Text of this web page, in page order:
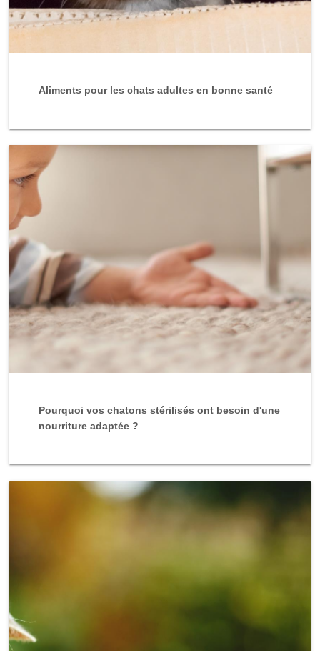
Aliments pour les chats adultes en bonne santé
Pourquoi vos chatons stérilisés ont besoin d'une
nourriture adaptée ?